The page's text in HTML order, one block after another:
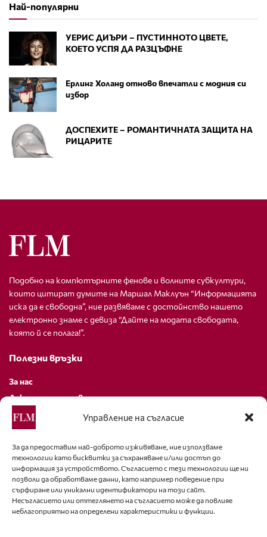
Управление на съгласие
За да предоставим най-доброто изживяване, ние използваме
технологии като бисквитки за съхраняване и/или достъп до
информация за устройството. Съгласието с тези технологии ще ни
позволи да обработваме данни, като например поведение при
сърфиране или уникални идентификатори на този сайт.
Несъгласието или оттеглянето на съгласието може да повлияе
неблагоприятно на определени характеристики и функции.
Най-популярни
УЕРИС ДИЪРИ – ПУСТИННОТО ЦВЕТЕ,
КОЕТО УСПЯ ДА РАЗЦЪФНЕ
Ерлинг Холанд отново впечатли с модния си
избор
ДОСПЕХИТЕ – РОМАНТИЧНАТА ЗАЩИТА НА
РИЦАРИТЕ
Подобно на компютърните фенове и волните субкултури,
които цитират думите на Маршал Маклуън “Информацията
иска да е свободна”, ние развяваме с достойнство нашето
електронно знаме с девиза “Дайте на модата свободата,
която й се полага!”.
Полезни връзки
За нас
Декларация за поверителност
Политика за бисквитки
За контакти
editor@fashion-lifestyle.net
+359 88 227 33 47
Последвайте ни